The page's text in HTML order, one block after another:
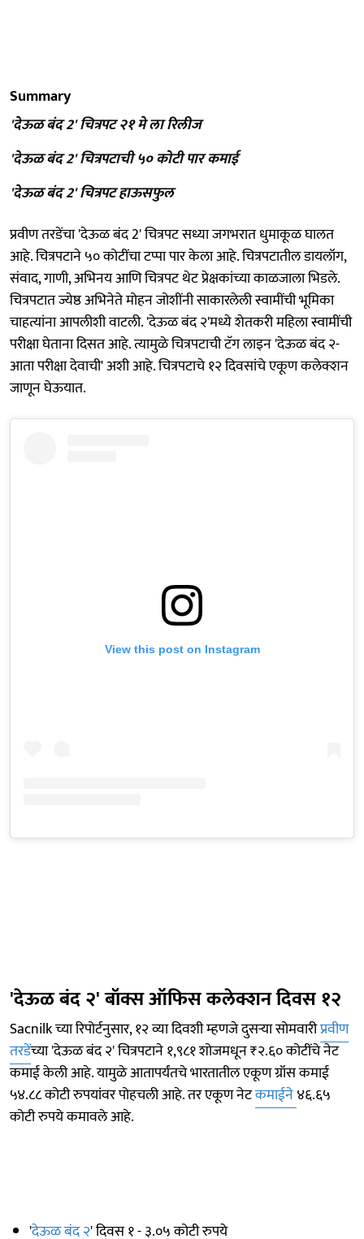
Summary
'देऊळ बंद 2' चित्रपट २१ मे ला रिलीज
'देऊळ बंद 2' चित्रपटाची ५० कोटी पार कमाई
'देऊळ बंद 2' चित्रपट हाऊसफुल
प्रवीण तरडेंचा 'देऊळ बंद 2' चित्रपट सध्या जगभरात धुमाकूळ घालत
आहे. चित्रपटाने ५० कोटींचा टप्पा पार केला आहे. चित्रपटातील डायलॉग,
संवाद, गाणी, अभिनय आणि चित्रपट थेट प्रेक्षकांच्या काळजाला भिडले.
चित्रपटात ज्येष्ठ अभिनेते मोहन जोशींनी साकारलेली स्वामींची भूमिका
चाहत्यांना आपलीशी वाटली. 'देऊळ बंद २'मध्ये शेतकरी महिला स्वामींची
परीक्षा घेताना दिसत आहे. त्यामुळे चित्रपटाची टॅग लाइन 'देऊळ बंद २-
आता परीक्षा देवाची' अशी आहे. चित्रपटाचे १२ दिवसांचे एकूण कलेक्शन
जाणून घेऊयात.
View this post on Instagram
'देऊळ बंद २' बॉक्स ऑफिस कलेक्शन दिवस १२
Sacnilk च्या रिपोर्टनुसार, १२ व्या दिवशी म्हणजे दुसऱ्या सोमवारीप्रवीण
तरडेंच्या 'देऊळ बंद २' चित्रपटाने १,९८१ शोजमधून ₹२.६० कोटींचे नेट
कमाई केली आहे. यामुळे आतापर्यंतचे भारतातील एकूण ग्रॉस कमाई
५४.८८ कोटी रुपयांवर पोहचली आहे. तर एकूण नेटकमाईने४६.६५
कोटी रुपये कमावले आहे.
'देऊळ बंद २' दिवस १ - ३.०५ कोटी रुपये